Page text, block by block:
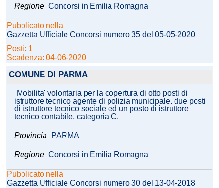
Regione Concorsi in Emilia Romagna
Pubblicato nella
Gazzetta Ufficiale Concorsi numero 35 del 05-05-2020
Posti: 1
Scadenza: 04-06-2020
COMUNE DI PARMA
Mobilita' volontaria per la copertura di otto posti di
istruttore tecnico agente di polizia municipale, due posti
di istruttore tecnico sociale ed un posto di istruttore
tecnico contabile, categoria C.
Provincia PARMA
Regione Concorsi in Emilia Romagna
Pubblicato nella
Gazzetta Ufficiale Concorsi numero 30 del 13-04-2018